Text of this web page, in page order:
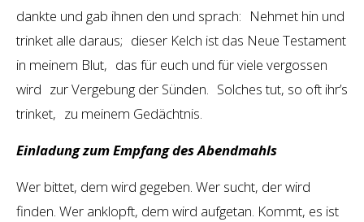
dankte und gab ihnen den und sprach: Nehmet hin und
trinket alle daraus; dieser Kelch ist das Neue Testament
in meinem Blut, das für euch und für viele vergossen
wird zur Vergebung der Sünden. Solches tut, so oft ihr’s
trinket, zu meinem Gedächtnis.
Einladung zum Empfang des Abendmahls
Wer bittet, dem wird gegeben. Wer sucht, der wird
finden. Wer anklopft, dem wird aufgetan. Kommt, es ist